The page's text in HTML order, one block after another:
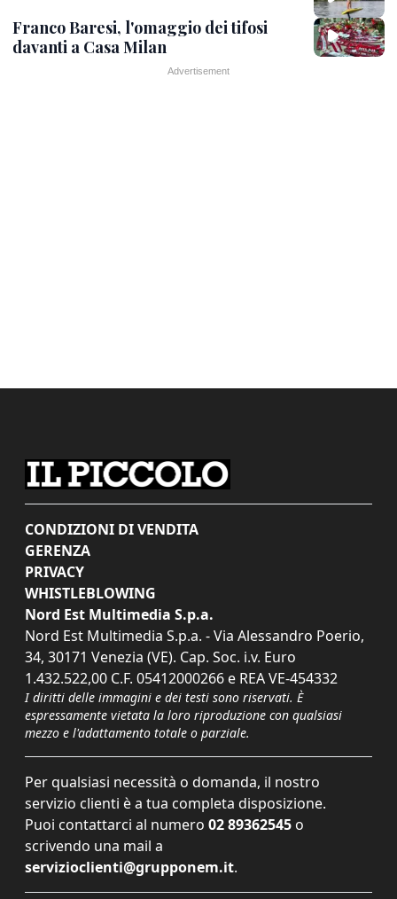
Franco Baresi, l'omaggio dei tifosi
davanti a Casa Milan
CONDIZIONI DI VENDITA
GERENZA
PRIVACY
WHISTLEBLOWING
Nord Est Multimedia S.p.a.
Nord Est Multimedia S.p.a. - Via Alessandro Poerio,
34, 30171 Venezia (VE). Cap. Soc. i.v. Euro
1.432.522,00 C.F. 05412000266 e REA VE-454332
I diritti delle immagini e dei testi sono riservati. È
espressamente vietata la loro riproduzione con qualsiasi
mezzo e l'adattamento totale o parziale.
Per qualsiasi necessità o domanda, il nostro
servizio clienti è a tua completa disposizione.
Puoi contattarci al numero 02 89362545 o
scrivendo una mail a
servizioclienti@grupponem.it.